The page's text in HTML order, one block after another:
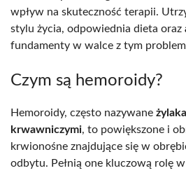
wpływ na skuteczność terapii.
stylu życia, odpowiednia dieta oraz
fundamenty w walce z tym
Czym są hemoroidy?
Hemoroidy, często nazywane
krwawniczymi, to powiększone i
krwionośne znajdujące się w
odbytu. Pełnią one kluczową rolę